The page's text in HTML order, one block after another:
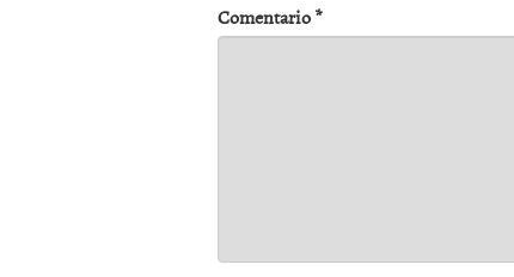
Comentario*